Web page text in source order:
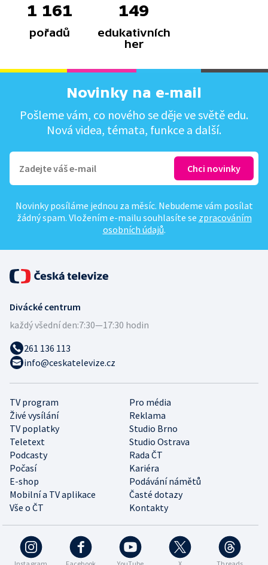
1 161
pořadů
149
edukativních
her
Novinky na e-mail
Pošleme vám, co nového se děje ve světě edu.
Nová videa, témata, funkce a další.
Novinky posíláme jednou za měsíc. Nebudeme vám posílat
žádný spam. Vložením e-mailu souhlasíte se zpracováním
osobních údajů.